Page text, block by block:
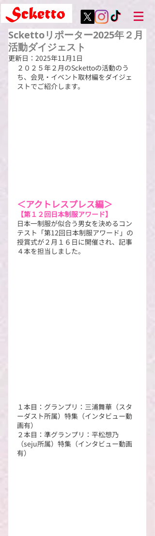
Sckettoリポーター2025年２月
活動ダイジェスト
更新日： 2025年11月1日
２０２５年２月のSckettoの活動のう
ち、会見・イベント取材編をダイジェ
ストでご紹介します。
＜アクトレスプレス編＞
【第１２回日本制服アワード】
日本一制服が似合う男女を決めるコン
テスト「第12回日本制服アワード」の
授賞式が２月１６日に開催され、記事
４本を担当しました。
１本目：グランプリ：三浦舞華（スタ
ーダスト所属）特集（インタビュー動
画有）
２本目：準グランプリ：平松想乃
（seju所属）特集（インタビュー動画
有）